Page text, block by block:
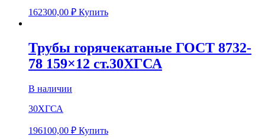
162300,00 ₽ Купить
Трубы горячекатаные ГОСТ 8732-
78 159×12 ст.30ХГСА
В наличии
30ХГСА
196100,00 ₽ Купить